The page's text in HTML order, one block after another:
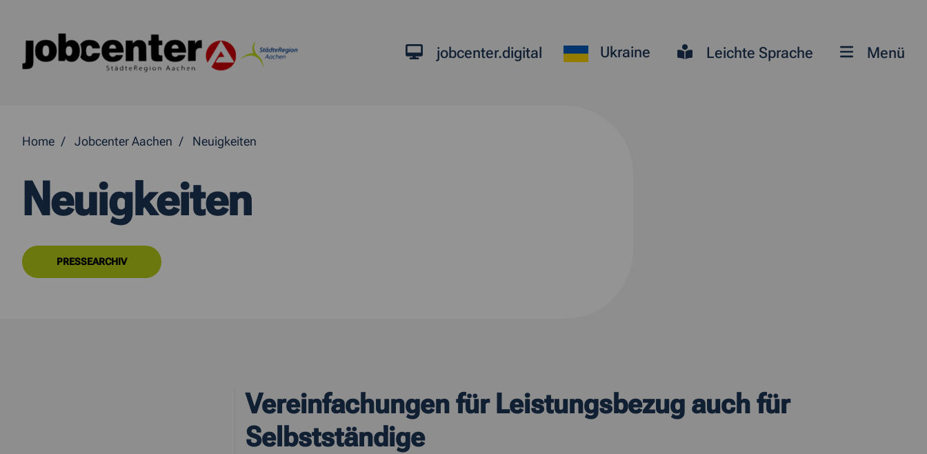
jobcenter.digital Ukraine Leichte Sprache Menü
Home Jobcenter Aachen Neuigkeiten
Neuigkeiten
PRESSEARCHIV
Vereinfachungen für Leistungsbezug auch für
Selbstständige